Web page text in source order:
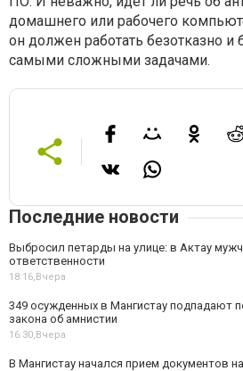
домашнего или рабочего
он должен работать безотказно и
самыми сложными задачами.
Последние новости
Выбросил петарды на улице: в Актау
ответственности
18:16,Вчера
349 осужденных в Мангистау подпадают
закона об амнистии
16:30,Вчера
В Мангистау начался прием документов